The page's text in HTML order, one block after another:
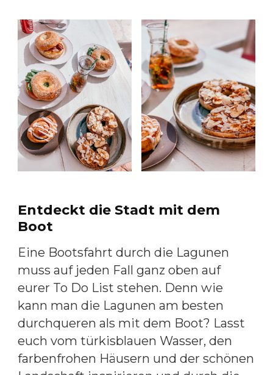
Entdeckt die Stadt mit dem
Boot
Eine Bootsfahrt durch die Lagunen
muss auf jeden Fall ganz oben auf
eurer To Do List stehen. Denn wie
kann man die Lagunen am besten
durchqueren als mit dem Boot? Lasst
euch vom türkisblauen Wasser, den
farbenfrohen Häusern und der schönen